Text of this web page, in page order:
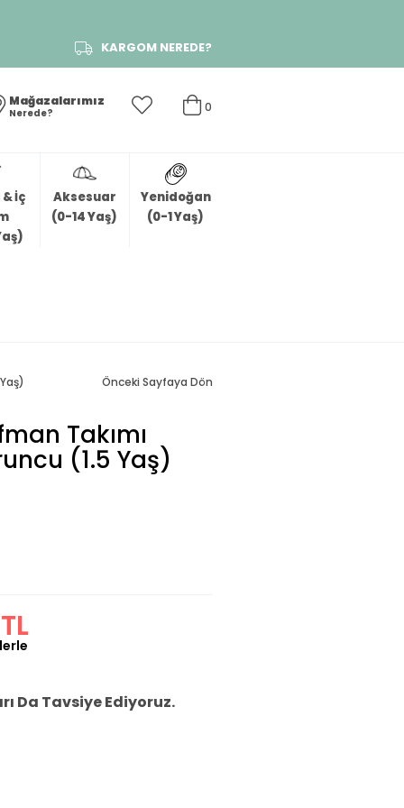
KARGOM NEREDE?
0
Mağazalarımız
Nerede?
İç
Aksesuar
(0-14 Yaş)
Yenidoğan
(0-1 Yaş)
Önceki Sayfaya Dön
Takımı
(1.5 Yaş)
Da Tavsiye Ediyoruz.